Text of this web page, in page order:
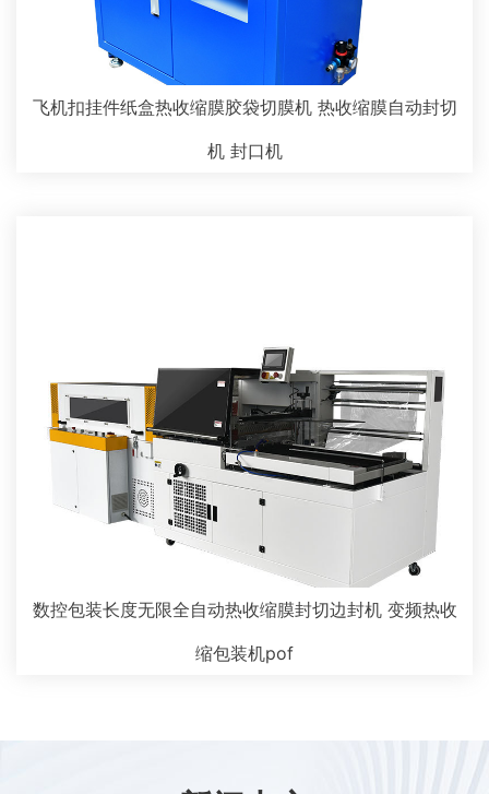
飞机扣挂件纸盒热收缩膜胶袋切膜机 热收缩膜自动封切
机 封口机
数控包装长度无限全自动热收缩膜封切边封机 变频热收
缩包装机pof